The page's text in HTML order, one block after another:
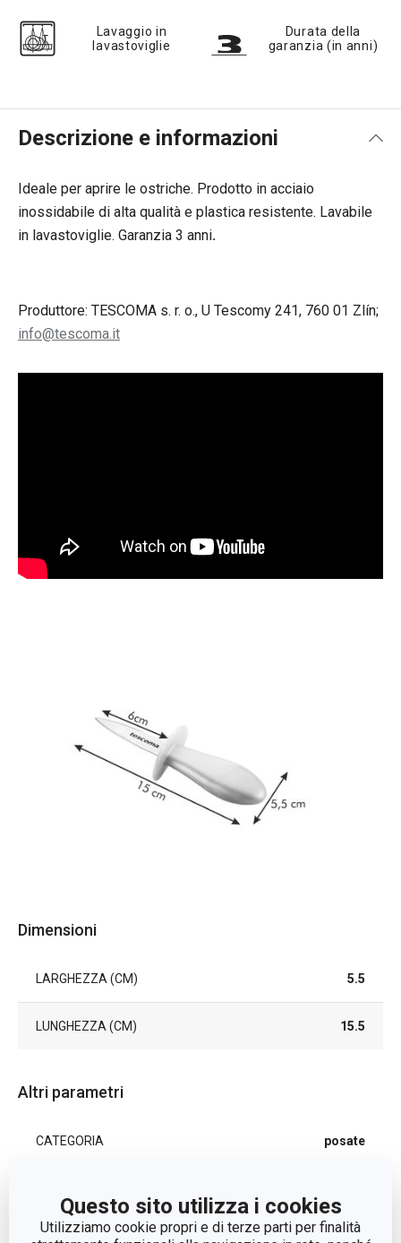
Questo sito utilizza i cookies
Utilizziamo cookie propri e di terze parti per finalità
Lavaggio in
lavastoviglie
Durata della
garanzia (in anni)
Descrizione e informazioni
Ideale per aprire le ostriche. Prodotto in acciaio
inossidabile di alta qualità e plastica resistente. Lavabile
in lavastoviglie. Garanzia 3 anni.
Produttore: TESCOMA s. r. o., U Tescomy 241, 760 01 Zlín;
info@tescoma.it
Dimensioni
LARGHEZZA (CM) 5.5
LUNGHEZZA (CM) 15.5
Altri parametri
CATEGORIA posate
plastica, acciaio